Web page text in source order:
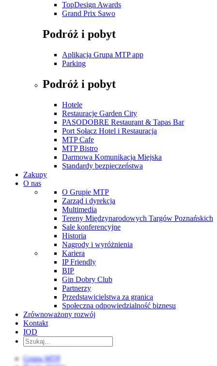
TopDesign Awards
Grand Prix Sawo
Podróż i pobyt
Aplikacja Grupa MTP app
Parking
Podróż i pobyt
Hotele
Restauracje Garden City
PASODOBRE Restaurant & Tapas Bar
Port Sołacz Hotel i Restauracja
MTP Cafe
MTP Bistro
Darmowa Komunikacja Miejska
Standardy bezpieczeństwa
Zakupy
O nas
O Grupie MTP
Zarząd i dyrekcja
Multimedia
Tereny Międzynarodowych Targów Poznańskich
Sale konferencyjne
Historia
Nagrody i wyróżnienia
Kariera
IP Friendly
BIP
Gin Dobry Club
Partnerzy
Przedstawicielstwa za granicą
Społeczna odpowiedzialność biznesu
Zrównoważony rozwój
Kontakt
IOD
Grupa MTP